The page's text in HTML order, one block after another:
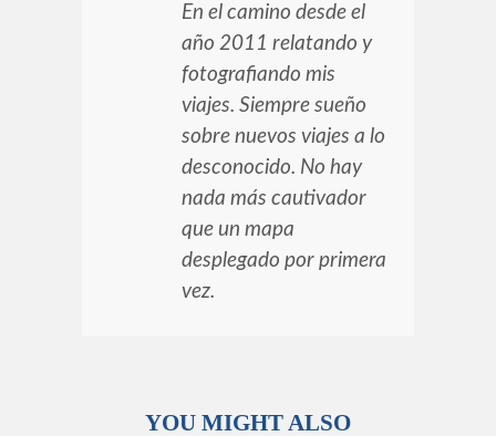
En el camino desde el
año 2011 relatando y
fotografiando mis
viajes. Siempre sueño
sobre nuevos viajes a lo
desconocido. No hay
nada más cautivador
que un mapa
desplegado por primera
vez.
YOU MIGHT ALSO